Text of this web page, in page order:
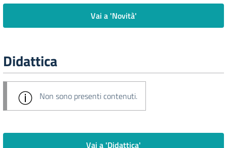
Vai a 'Novità'
Didattica
Non sono presenti contenuti.
Vai a 'Didattica'